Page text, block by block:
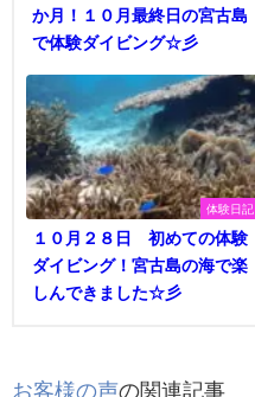
か月！１０月最終日の宮古島
で体験ダイビング☆彡
体験日記
１０月２８日 初めての体験
ダイビング！宮古島の海で楽
しんできました☆彡
お客様の声の関連記事